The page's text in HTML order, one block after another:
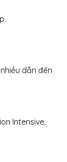
dẫn đến
Intensive.